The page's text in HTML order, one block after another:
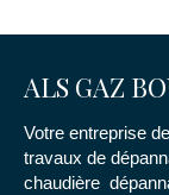
ALS GAZ
Votre entreprise de
travaux de
chaudière